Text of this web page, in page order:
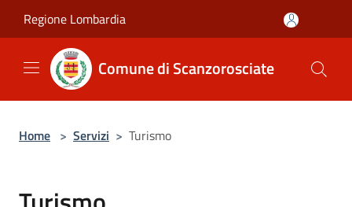
Regione Lombardia
Comune di Scanzorosciate
Home > Servizi > Turismo